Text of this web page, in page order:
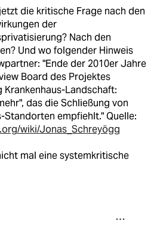
die kritische Frage nach den
der
Nach den
Und wo folgender Hinweis
"Ende der 2010er Jahre
Board des Projektes
Krankenhaus-Landschaft:
das die Schließung von
Standorten empfiehlt." Quelle:
wiki/Jonas_Schreyögg
mal eine systemkritische